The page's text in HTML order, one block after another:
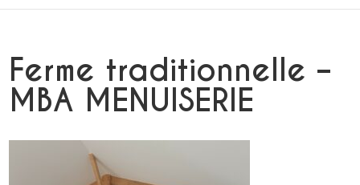
Ferme traditionnelle –
MBA MENUISERIE